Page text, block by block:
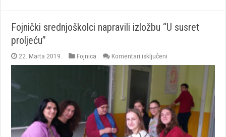
Fojnički srednjoškolci napravili izložbu “U susret
proljeću”
22. Marta 2019. Fojnica Komentari isključeni
Fojnički
srednjoškolci
napravili
izložbu
“U
susret
proljeću”